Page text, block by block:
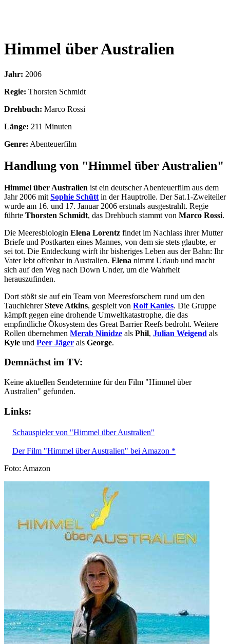
Himmel über Australien
Jahr: 2006
Regie: Thorsten Schmidt
Drehbuch: Marco Rossi
Länge: 211 Minuten
Genre: Abenteuerfilm
Handlung von "Himmel über Australien"
Himmel über Australien ist ein deutscher Abenteuerfilm aus dem
Jahr 2006 mit Sophie Schütt in der Hauptrolle. Der Sat.1-Zweiteiler
wurde am 16. und 17. Januar 2006 erstmals ausgestrahlt. Regie
führte Thorsten Schmidt, das Drehbuch stammt von Marco Rossi.
Die Meeresbiologin Elena Lorentz findet im Nachlass ihrer Mutter
Briefe und Postkarten eines Mannes, von dem sie stets glaubte, er
sei tot. Die Entdeckung wirft ihr bisheriges Leben aus der Bahn: Ihr
Vater lebt offenbar in Australien. Elena nimmt Urlaub und macht
sich auf den Weg nach Down Under, um die Wahrheit
herauszufinden.
Dort stößt sie auf ein Team von Meeresforschern rund um den
TauchlehrerSteve Atkins, gespielt von Rolf Kanies. Die Gruppe
kämpft gegen eine drohende Umweltkatastrophe, die das
empfindliche Ökosystem des Great Barrier Reefs bedroht. Weitere
Rollen übernehmen Merab Ninidze als Phil, Julian Weigend als
Kyle und Peer Jäger als George.
Demnächst im TV:
Keine aktuellen Sendetermine für den Film "Himmel über
Australien" gefunden.
Links:
Schauspieler von "Himmel über Australien"
Der Film "Himmel über Australien" bei Amazon *
Foto: Amazon